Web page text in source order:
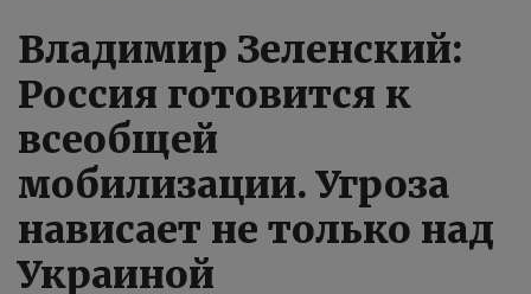
Владимир Зеленский:
Россия готовится к
всеобщей
мобилизации. Угроза
нависает не только над
Украиной